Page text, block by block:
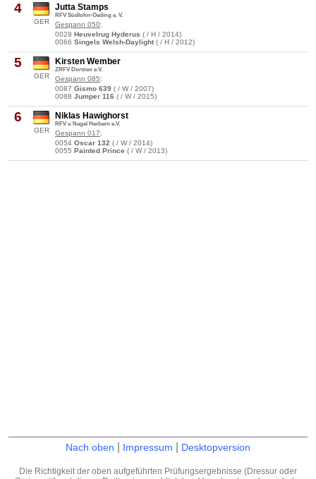
4
GER
Jutta Stamps
RFV Südlohn-Oeding e. V.
Gespann 050:
0029 Heuvelrug Hyderus ( / H / 2014)
0066 Singels Welsh-Daylight ( / H / 2012)
5
GER
Kirsten Wember
ZRFV Dorsten e.V.
Gespann 085:
0087 Gismo 639 ( / W / 2007)
0088 Jumper 116 ( / W / 2015)
6
GER
Niklas Hawighorst
RFV v. Nagel Herbern e.V.
Gespann 017:
0054 Oscar 132 ( / W / 2014)
0055 Painted Prince ( / W / 2013)
Nach oben Impressum Desktopversion
Die Richtigkeit der oben aufgeführten Prüfungsergebnisse (Dressur oder